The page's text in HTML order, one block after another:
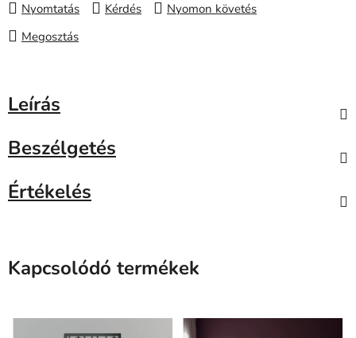
Nyomtatás Kérdés
Nyomon követés
Megosztás
Leírás
Beszélgetés
Értékelés
Kapcsolódó termékek